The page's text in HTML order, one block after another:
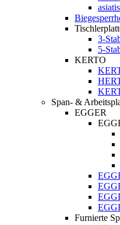
3-
5-
KERTO
Span- &
EGGER
Furnierte